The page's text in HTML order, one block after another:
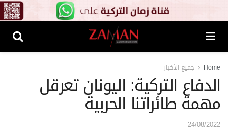
Home جميع الأخبار
الدفاع التركية: اليونان تعرقل
مهمة طائراتنا الحربية
24/08/2022